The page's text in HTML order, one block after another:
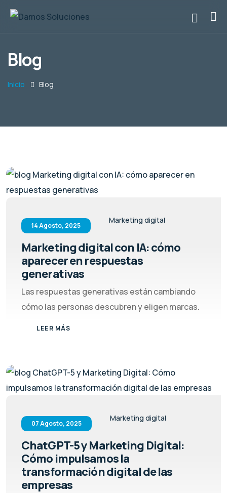
Blog
Inicio Blog
14 Agosto, 2025
Marketing digital
Marketing digital con IA: cómo
aparecer en respuestas
generativas
Las respuestas generativas están cambiando
cómo las personas descubren y eligen marcas.
LEER MÁS
07 Agosto, 2025
Marketing digital
ChatGPT-5 y Marketing Digital:
Cómo impulsamos la
transformación digital de las
empresas